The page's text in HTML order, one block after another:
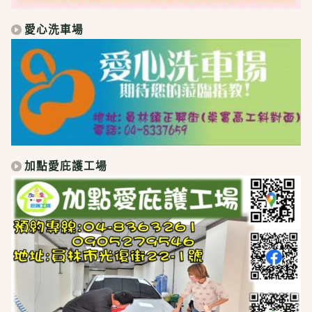
愛心洗車場
加點愛庇護工場